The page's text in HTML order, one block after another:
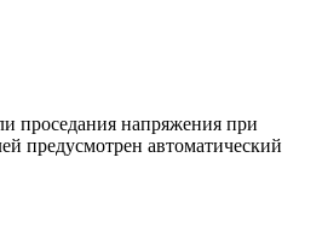
проседания напряжения при
предусмотрен автоматический